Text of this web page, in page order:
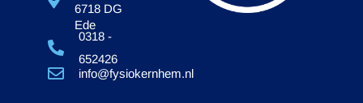
6718 DG
Ede
0318 -
652426
info@fysiokernhem.nl